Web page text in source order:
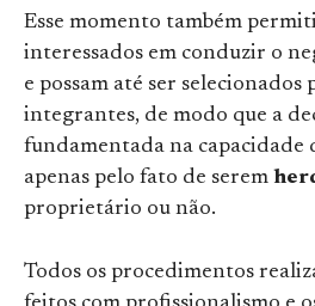
Esse momento também
interessados em conduzir o
e possam até ser selecionados
integrantes, de modo que a
fundamentada na capacidade
apenas pelo fato de serem
proprietário ou não.
Todos os procedimentos